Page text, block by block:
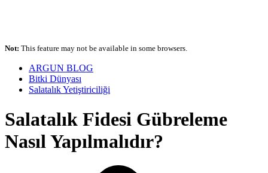
Not: This feature may not be available in some browsers.
ARGUN BLOG
Bitki Dünyası
Salatalık Yetiştiriciliği
Salatalık Fidesi Gübreleme
Nasıl Yapılmalıdır?